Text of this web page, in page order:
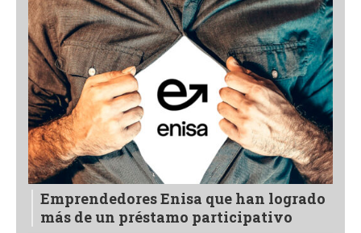
Emprendedores Enisa que han logrado
más de un préstamo participativo